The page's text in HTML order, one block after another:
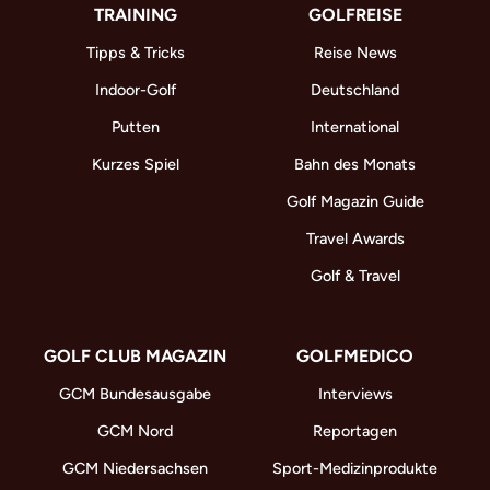
TRAINING
Tipps & Tricks
Indoor-Golf
Putten
Kurzes Spiel
GOLFREISE
Reise News
Deutschland
International
Bahn des Monats
Golf Magazin Guide
Travel Awards
Golf & Travel
GOLF CLUB MAGAZIN
GCM Bundesausgabe
GCM Nord
GCM Niedersachsen
GOLFMEDICO
Interviews
Reportagen
Sport-Medizinprodukte